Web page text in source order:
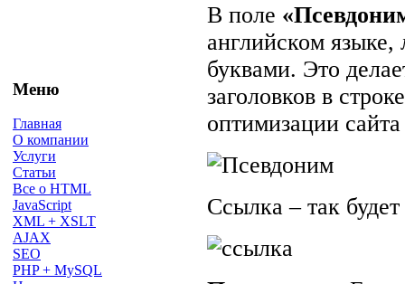
Меню
Главная
О компании
Услуги
Статьи
Все о HTML
JavaScript
XML + XSLT
AJAX
SEO
PHP + MySQL
В поле
английском
буквами. Это
заголовков в
оптимизации
Ссылка – так